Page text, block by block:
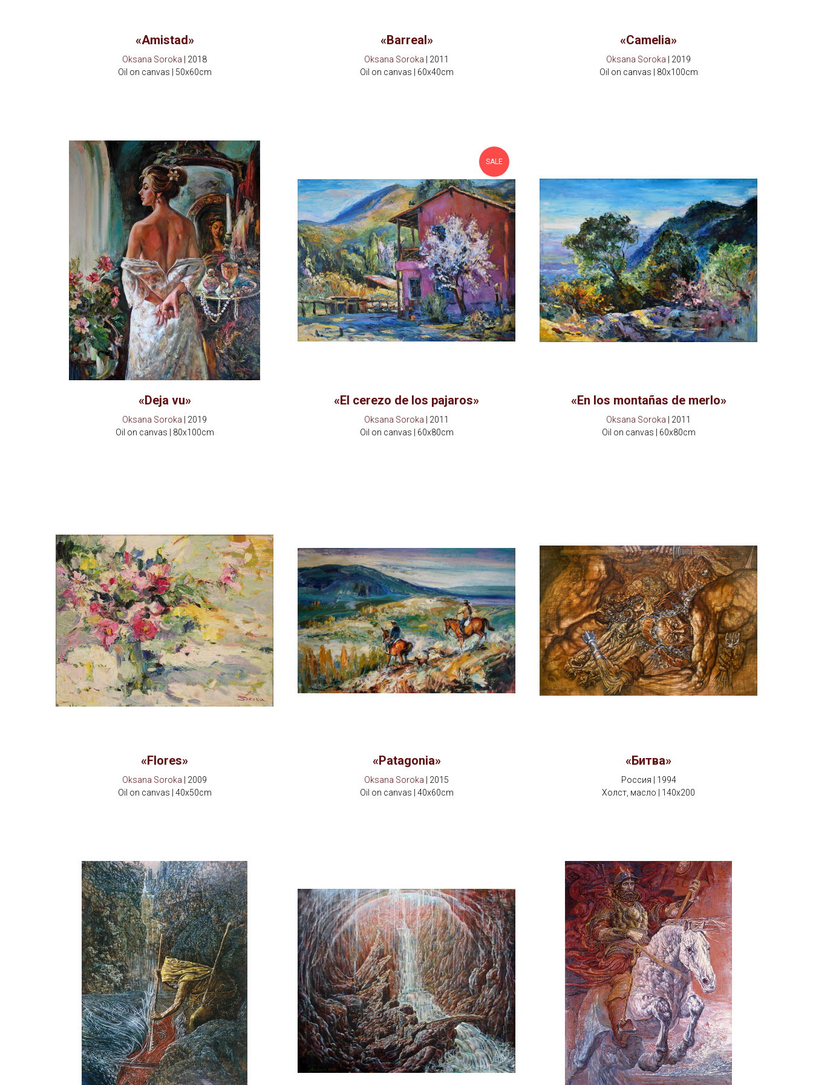
«Amistad»
Oksana Soroka | 2018
Oil on canvas | 50x60cm
«Barreal»
Oksana Soroka | 2011
Oil on canvas | 60x40cm
«Camelia»
Oksana Soroka | 2019
Oil on canvas | 80x100cm
«Deja vu»
Oksana Soroka | 2019
Oil on canvas | 80x100cm
SALE
«El cerezo de los pajaros»
Oksana Soroka | 2011
Oil on canvas | 60x80cm
«En los montañas de merlo»
Oksana Soroka | 2011
Oil on canvas | 60x80cm
«Flores»
Oksana Soroka | 2009
Oil on canvas | 40x50cm
«Patagonia»
Oksana Soroka | 2015
Oil on canvas | 40x60cm
«Битва»
Россия | 1994
Холст, масло | 140x200